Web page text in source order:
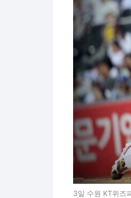
3일 수원 KT위즈